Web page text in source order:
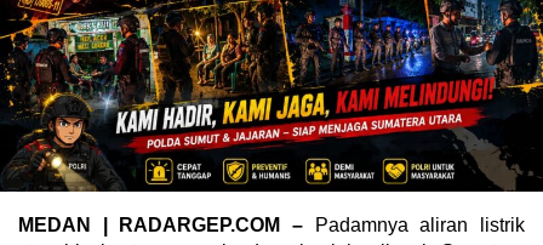
MEDAN | RADARGEP.COM –
Padamnya aliran listrik